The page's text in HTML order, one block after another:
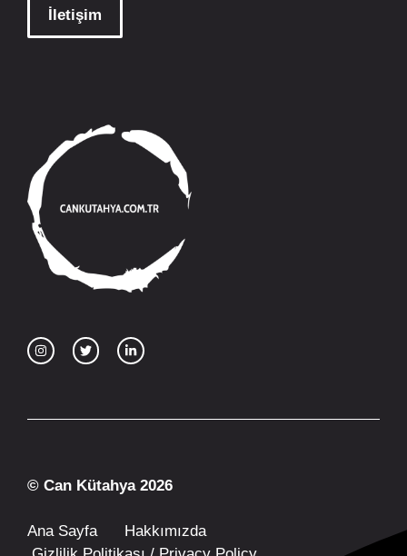
İletişim
© Can Kütahya 2026
Ana Sayfa
Hakkımızda